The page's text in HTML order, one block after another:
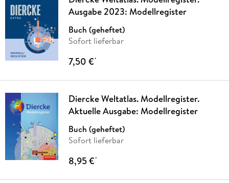
Ausgabe 2023: Modellregister
Buch (geheftet)
Sofort lieferbar
7,50 €*
Diercke Weltatlas. Modellregister.
Aktuelle Ausgabe: Modellregister
Buch (geheftet)
Sofort lieferbar
8,95 €*